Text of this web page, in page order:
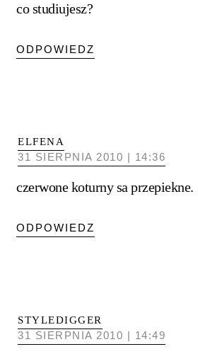
co studiujesz?
ODPOWIEDZ
ELFENA
31 SIERPNIA 2010 | 14:36
czerwone koturny sa przepiekne.
ODPOWIEDZ
STYLEDIGGER
31 SIERPNIA 2010 | 14:49